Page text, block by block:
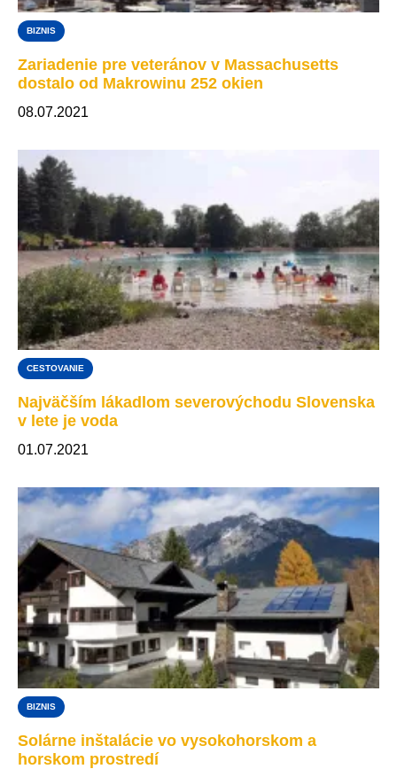
BIZNIS
Zariadenie pre veteránov v Massachusetts
dostalo od Makrowinu 252 okien
08.07.2021
CESTOVANIE
Najväčším lákadlom severovýchodu Slovenska
v lete je voda
01.07.2021
BIZNIS
Solárne inštalácie vo vysokohorskom a
horskom prostredí